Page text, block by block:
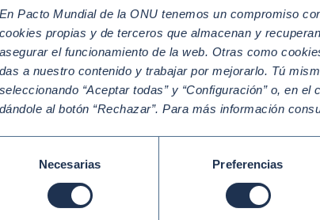
En Pacto Mundial de la ONU tenemos un compromiso
cookies propias y de terceros que almacenan y
asegurar el funcionamiento de la web. Otras como
das a nuestro contenido y trabajar por mejorarlo. Tú
seleccionando “Aceptar todas” y “Configuración” o, en
dándole al botón “Rechazar”. Para más información
Necesarias Preferencias
Naciones Unidas por su firme
énfasis que hacen en la rendición
las Naciones Unidas y las
impacto tangible en la alineación